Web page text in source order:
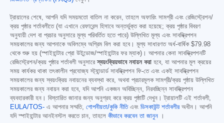
ট্রায়ালের শেষে, আপনি যদি সময়মতো বাতিল না করেন, তাহলে অফারিং সামগ্রী এবং রেজিস্ট্রেশন/
ক্রয় পৃষ্ঠার শর্তাবলীতে (যা এখানে রেফারেন্স হিসাবে অন্তর্ভুক্ত করা হয়েছে; ক্রয় পৃষ্ঠার বিবরণ
অনুযায়ী দেশ বা প্রচার অনুসারে মূল্য পরিবর্তিত হতে পারে) উল্লিখিত মূল্য এবং সাবস্ক্রিপশন
সময়কালের জন্য আপনাকে অবিলম্বে অগ্রিম বিল করা হবে। মূল্য সাধারণত অর্ধ-বার্ষিক $79.98
থেকে শুরু হয় (স্পাইহান্টার প্রো উইন্ডোজ/স্পাইহান্টার ফর ম্যাক)। আপনার কেনা সাবস্ক্রিপশনটি
রেজিস্ট্রেশন/ক্রয় পৃষ্ঠার শর্তাবলী অনুসারেস্বয়ংক্রিয়ভাবে নবায়ন করা হবে, যা আপনার মূল ক্রয়ের
সময় কার্যকর থাকা তৎকালীন প্রযোজ্য স্ট্যান্ডার্ড সাবস্ক্রিপশন ফি-তে এবং একই সাবস্ক্রিপশন
সময়কালের জন্য স্বয়ংক্রিয় নবায়নের ব্যবস্থা করে, অথবা প্রচারমূলক সামগ্রী/ক্রয় পৃষ্ঠায় উল্লিখিত
সময়কালের জন্য নবায়ন করা হবে, যদি আপনি একজন অবিচ্ছিন্ন, নিরবচ্ছিন্ন সাবস্ক্রিপশন
ব্যবহারকারী হন। বিস্তারিত জানার জন্য অনুগ্রহ করে ক্রয় পৃষ্ঠাটি দেখুন। ট্রায়ালটি এই শর্তাবলী,
EULA/TOS- এ আপনার সম্মতি, গোপনীয়তা/কুকি নীতিএবং ডিসকাউন্ট শর্তাবলীর অধীন। আপনি
যদি স্পাইহান্টার আনইনস্টল করতে চান, তাহলে কীভাবে করবেন তা জানুন ।